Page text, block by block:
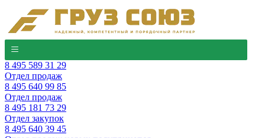
8 495 589 31 29
Отдел продаж
8 495 640 99 85
Отдел продаж
8 495 181 73 29
Отдел закупок
8 495 640 39 45